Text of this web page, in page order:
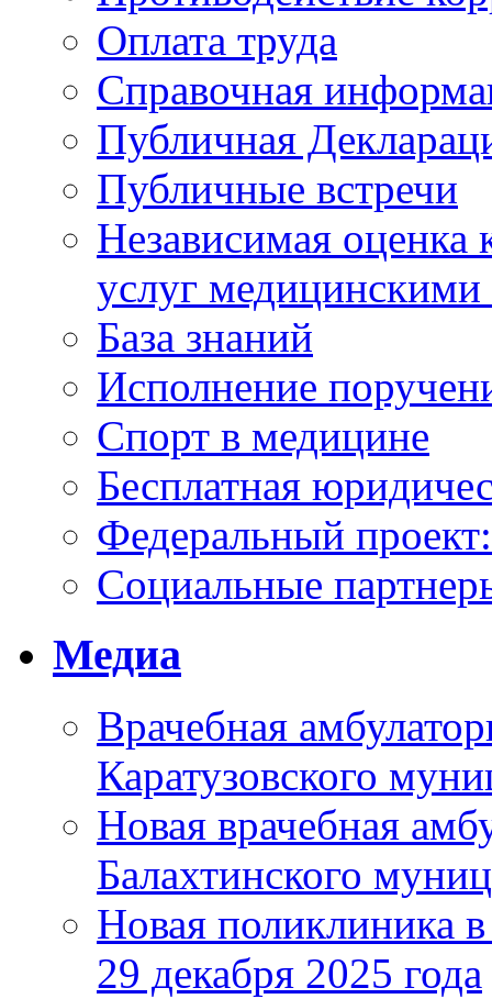
Оплата труда
Справочная
Публичная
Публичные встречи
Независимая оценка
услуг
База знаний
Исполнение
Спорт в медицине
Бесплатная
Федеральный
Социальные
Медиа
Врачебная
Каратузовского
Новая врачебная
Балахтинского
Новая поликлиника
29 декабря 2025 года